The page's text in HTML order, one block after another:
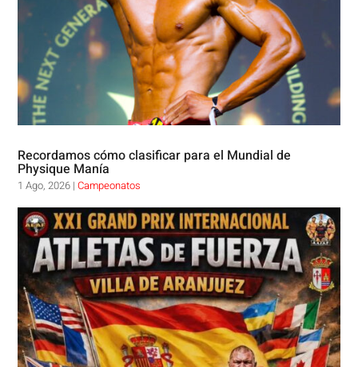
Recordamos cómo clasificar para el Mundial de
Physique Manía
1 Ago, 2026 |Campeonatos